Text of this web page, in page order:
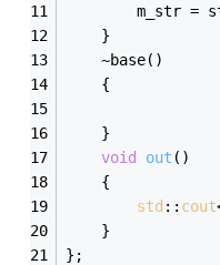
m_str =
	}
	~base()
	{
	}
void
out ()
	{
std :: cout
	}
};